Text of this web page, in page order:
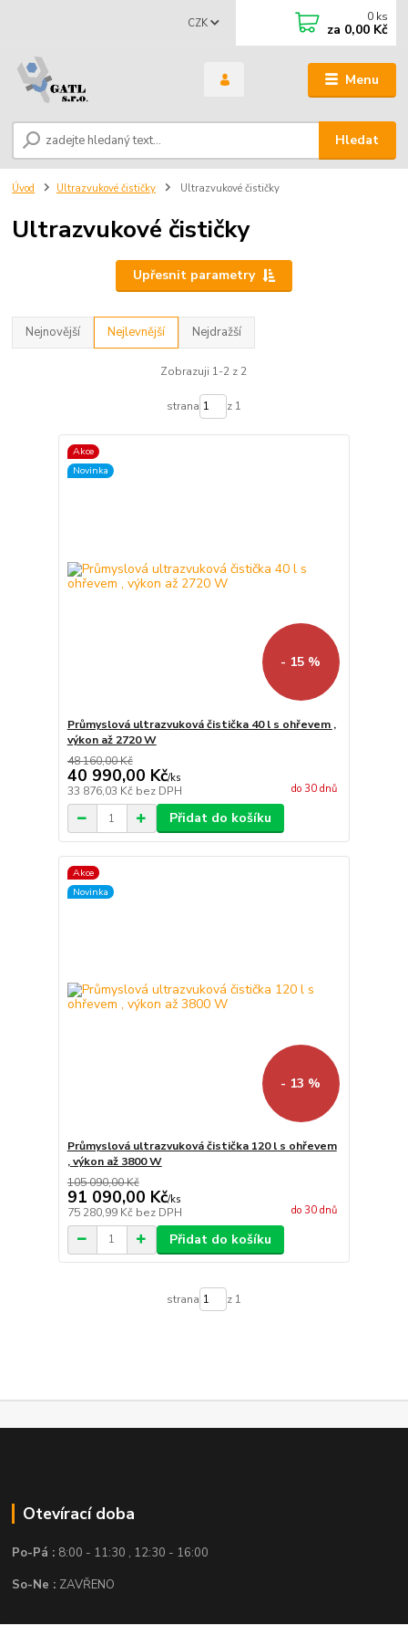
Menu
CZK
Hledat
0 ks
za 0,00 Kč
Úvod Ultrazvukové čističky Ultrazvukové čističky
Ultrazvukové čističky
Upřesnit parametry
Nejnovější Nejlevnější Nejdražší
Zobrazuji 1-2 z 2
strana z 1
Akce
Novinka
- 15 %
Průmyslová ultrazvuková čistička 40 l s ohřevem ,
výkon až 2720 W
48 160,00 Kč
40 990,00 Kč/ks
33 876,03 Kč bez DPH do 30 dnů
Přidat do košíku
Akce
Novinka
- 13 %
Průmyslová ultrazvuková čistička 120 l s ohřevem
, výkon až 3800 W
105 090,00 Kč
91 090,00 Kč/ks
75 280,99 Kč bez DPH do 30 dnů
Přidat do košíku
strana z 1
Otevírací doba
Po-Pá : 8:00 - 11:30 , 12:30 - 16:00
So-Ne : ZAVŘENO